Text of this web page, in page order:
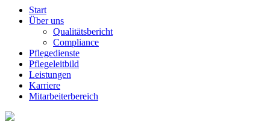
Start
Über uns
Qualitätsbericht
Compliance
Pflegedienste
Pflegeleitbild
Leistungen
Karriere
Mitarbeiterbereich